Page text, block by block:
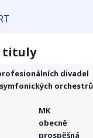
tituly
divadel
orchestrů
MK
obecně
prospěšná